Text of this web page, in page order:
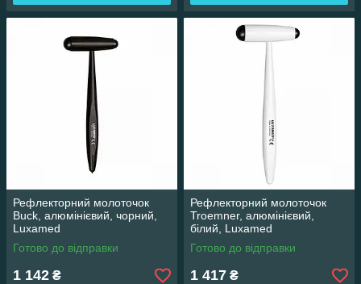
Рефлекторний молоточок
Buck, алюмінієвий, чорний,
Luxamed
Готово до відправки
1 142 ₴
Рефлекторний молоточок
Troemner, алюмінієвий,
білий, Luxamed
Готово до відправки
1 417 ₴